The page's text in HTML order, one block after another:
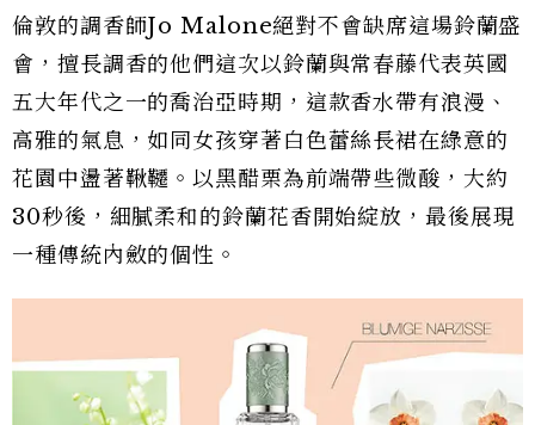
倫敦的調香師Jo Malone絕對不會缺席這場鈴蘭盛
會，擅長調香的他們這次以鈴蘭與常春藤代表英國
五大年代之一的喬治亞時期，這款香水帶有浪漫、
高雅的氣息，如同女孩穿著白色蕾絲長裙在綠意的
花園中盪著鞦韆。以黑醋栗為前端帶些微酸，大約
30秒後，細膩柔和的鈴蘭花香開始綻放，最後展現
一種傳統內斂的個性。